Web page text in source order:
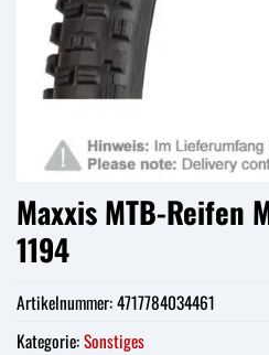
Maxxis MTB-Reifen
1194
Artikelnummer:4717784034461
Kategorie:Sonstiges